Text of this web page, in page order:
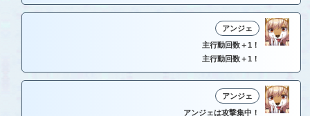
アンジェ
主行動回数＋1！
主行動回数＋1！
アンジェ
アンジェは攻撃集中！